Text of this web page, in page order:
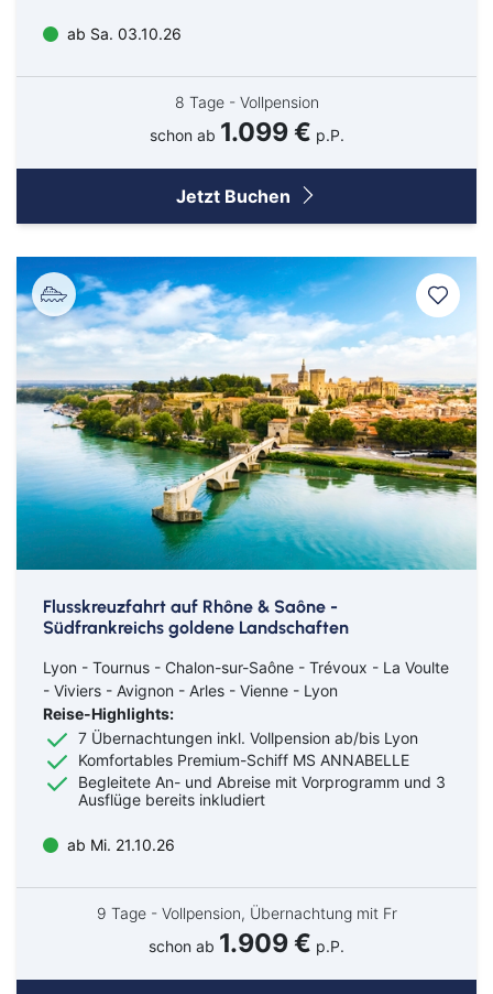
ab Sa. 03.10.26
8 Tage - Vollpension
schon ab 1.099 € p.P.
Jetzt Buchen
Flusskreuzfahrt auf Rhône & Saône -
Südfrankreichs goldene Landschaften
Lyon - Tournus - Chalon-sur-Saône - Trévoux - La Voulte
- Viviers - Avignon - Arles - Vienne - Lyon
Reise-Highlights:
7 Übernachtungen inkl. Vollpension ab/bis Lyon
Komfortables Premium-Schiff MS ANNABELLE
Begleitete An- und Abreise mit Vorprogramm und 3
Ausflüge bereits inkludiert
ab Mi. 21.10.26
9 Tage - Vollpension, Übernachtung mit Fr
schon ab 1.909 € p.P.